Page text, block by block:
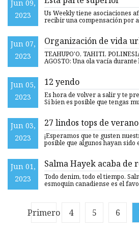
Jun 09,
2023
Us Weekly tiene asociaciones
recibir una compensación por
Jun 07,
2023
Organización de vida
TEAHUPO'O, TAHITI,
AGOSTO: Una ola vacía
Jun 05,
2023
12 yendo
Es hora de volver a salir y te
Si bien es posible que tengas
Jun 03,
2023
27 lindos tops de
agregar a tu rotación
¡Esperamos que te gusten
posible que algunos hayan
Jun 01,
2023
Salma Hayek acaba de
canadiense con un top
Todo denim, todo el tiempo. Salma Hayek/Instagram Un
esmoquin canadiense es el
Primero 4 5 6